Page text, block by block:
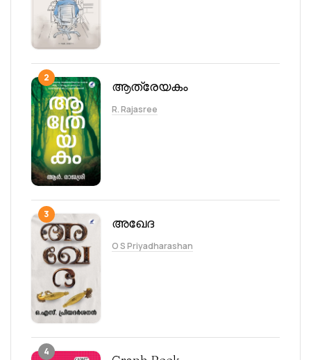
2
ആത്രേയകം
R. Rajasree
3
അഖേദ
O S Priyadharashan
4